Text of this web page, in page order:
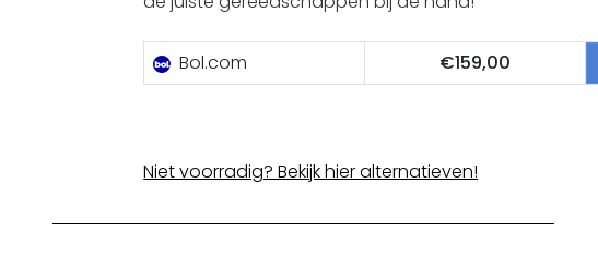
Bol.com €159,00
Niet voorradig? Bekijk hier alternatieven!